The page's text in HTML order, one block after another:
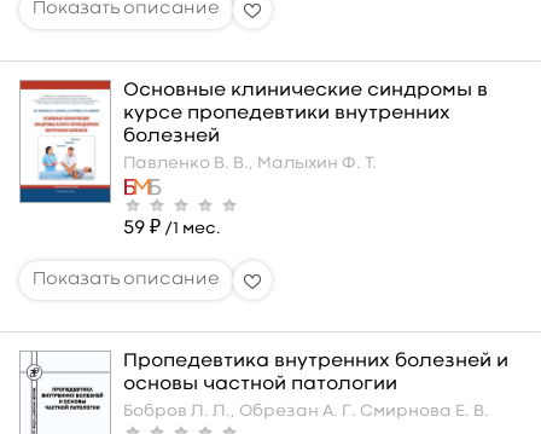
Основные клинические синдромы в
курсе пропедевтики внутренних
болезней
Павленко В. В., Малыхин Ф. Т.
59 ₽ /1 мес.
Пропедевтика внутренних болезней и
основы частной патологии
Бобров Л. Л., Обрезан А. Г. Смирнова Е. В.